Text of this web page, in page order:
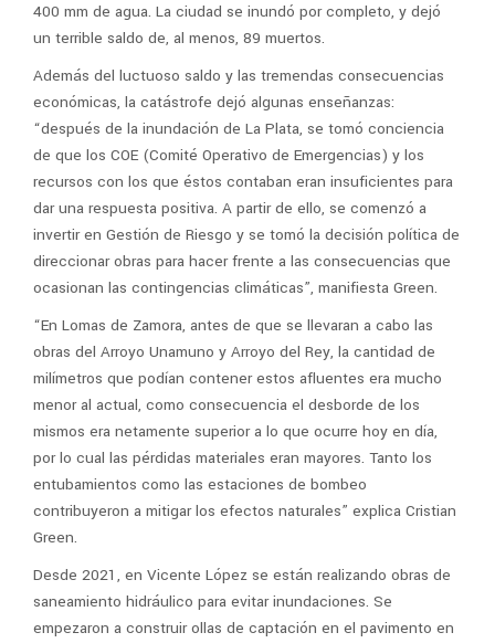
400 mm de agua. La ciudad se inundó por completo, y dejó
un terrible saldo de, al menos, 89 muertos.
Además del luctuoso saldo y las tremendas consecuencias
económicas, la catástrofe dejó algunas enseñanzas:
“después de la inundación de La Plata, se tomó conciencia
de que los COE (Comité Operativo de Emergencias) y los
recursos con los que éstos contaban eran insuficientes para
dar una respuesta positiva. A partir de ello, se comenzó a
invertir en Gestión de Riesgo y se tomó la decisión política de
direccionar obras para hacer frente a las consecuencias que
ocasionan las contingencias climáticas”, manifiesta Green.
“En Lomas de Zamora, antes de que se llevaran a cabo las
obras del Arroyo Unamuno y Arroyo del Rey, la cantidad de
milímetros que podían contener estos afluentes era mucho
menor al actual, como consecuencia el desborde de los
mismos era netamente superior a lo que ocurre hoy en día,
por lo cual las pérdidas materiales eran mayores. Tanto los
entubamientos como las estaciones de bombeo
contribuyeron a mitigar los efectos naturales” explica Cristian
Green.
Desde 2021, en Vicente López se están realizando obras de
saneamiento hidráulico para evitar inundaciones. Se
empezaron a construir ollas de captación en el pavimento en